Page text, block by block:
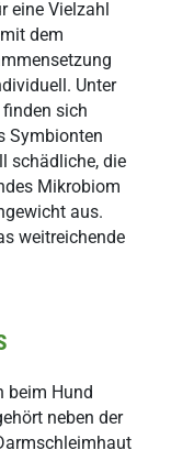
eine Vielzahl
dem
Unter
sich
Symbionten
schädliche, die
Mikrobiom
aus.
weitreichende
beim Hund
neben der